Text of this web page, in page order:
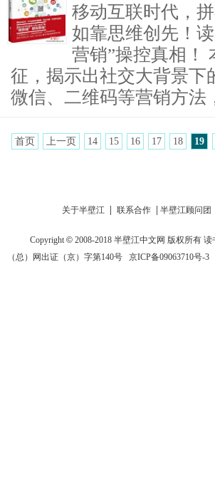
移动互联时代，
如靠思维创先！
营销”操控真相！
征，揭示出社交大背景下
微信、二维码等营销方法
首页 上一页 14 15 16 17 18 19
关于半壁江 联系合作 半壁江顾问团
Copyright © 2008-2018半壁江中文网 版权所有读
（总）网出证（京）字第140号 京ICP备09063710号-3